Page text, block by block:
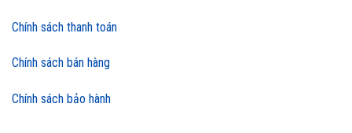
Chính sách thanh toán
Chính sách bán hàng
Chính sách bảo hành